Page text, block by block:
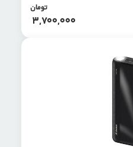
3,700,000
تومان